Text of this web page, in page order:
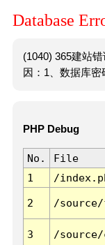
Database
(1040) 365建站
因：1、数据库密
PHP Debug
No. File
1
/
2 /
3 /